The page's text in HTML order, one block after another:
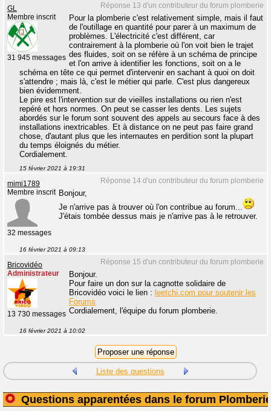
Réponse 13 d'un contributeur du forum plomberie
GL
Membre inscrit
31 945 messages
Pour la plomberie c'est relativement simple, mais il faut
de l'outillage en quantité pour parer à un maximum de
problèmes. L'électricité c'est différent, car
contrairement à la plomberie où l'on voit bien le trajet
des fluides, soit on se réfère à un schéma de principe
et l'on arrive à identifier les fonctions, soit on a le
schéma en tête ce qui permet d'intervenir en sachant à quoi on doit
s'attendre ; mais là, c'est le métier qui parle. C'est plus dangereux
bien évidemment.
Le pire est l'intervention sur de vieilles installations ou rien n'est
repéré et hors normes. On peut se casser les dents. Les sujets
abordés sur le forum sont souvent des appels au secours face à des
installations inextricables. Et à distance on ne peut pas faire grand
chose, d'autant plus que les internautes en perdition sont la plupart
du temps éloignés du métier.
Cordialement.
15 février 2021 à 19:31
Réponse 14 d'un contributeur du forum plomberie
mimi1789
Membre inscrit
32 messages
Bonjour,
Je n'arrive pas à trouver où l'on contribue au forum...
J'étais tombée dessus mais je n'arrive pas à le retrouver.
16 février 2021 à 09:13
Réponse 15 d'un contributeur du forum plomberie
Bricovidéo
Administrateur
13 730 messages
Bonjour.
Pour faire un don sur la cagnotte solidaire de
Bricovidéo voici le lien : leetchi.com pour soutenir les
Forums
Cordialement, l'équipe du forum plomberie.
16 février 2021 à 10:02
Liste des questions
Questions apparentées dans le forum Plomberie